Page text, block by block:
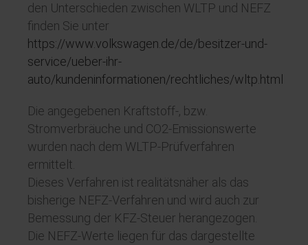
den Unterschieden zwischen WLTP und NEFZ
finden Sie unter
https://www.volkswagen.de/de/besitzer-und-
service/ueber-ihr-
auto/kundeninformationen/rechtliches/wltp.html
Die angegebenen Kraftstoff-, bzw.
Stromverbräuche und CO2-Emissionswerte
wurden nach dem WLTP-Prüfverfahren
ermittelt.
Dieses Verfahren ist realitätsnäher als das
bisherige NEFZ-Verfahren und wird auch zur
Bemessung der KFZ-Steuer herangezogen.
Die NEFZ-Werte liegen für das dargestellte